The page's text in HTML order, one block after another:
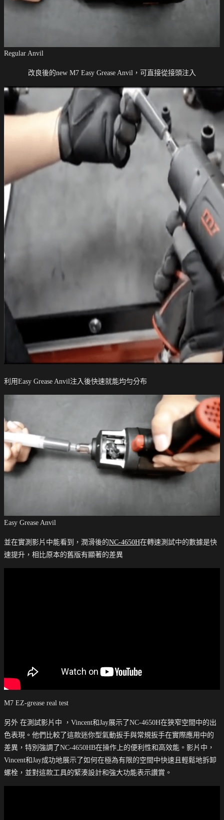
Regular Anvil
改良後的new M7 Easy Grease Anvil，可直接從接頭注入
利用Easy Grease Anvil注入後快速就能均勻分布
Easy Grease Anvil
並在實測影片中能看到，潤滑後的NC-4650H在轉速測試中的數據是快
速提升，相比原本的舊版有顯著的差異
M7 EZ-grease real test
另外 在測試影片中 ，Vincent和Jay展示了NC-4650H在狹窄空間中的出
色表現。他們比較了這款迷你型氣動扳手與常規扳手在實際應用中的
差異，特別強調了NC-4650HB在操作上的便利性和高效能。影片中，
Vincent和Jay成功地展示了如何在極為有限的空間中快速且輕鬆地拆卸
螺栓，並對這款工具的緊湊設計和強大功能表示讚賞。